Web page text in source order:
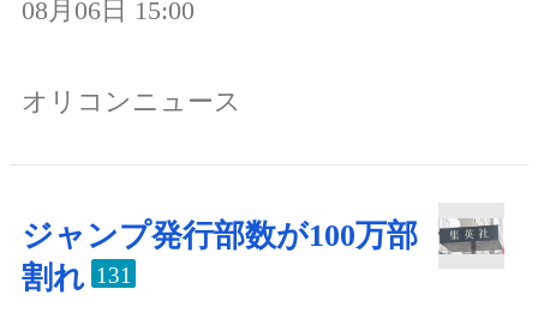
08月06日 15:00
オリコンニュース
ジャンプ発行部数が100万部
割れ 131